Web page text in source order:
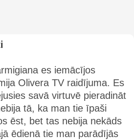
es iemācījos
Olivera TV raidījuma. Es
savā virtuvē pieradināt
tā, ka man tie īpaši
ēst, bet tas nebija nekāds
ēdienā tie man parādījās